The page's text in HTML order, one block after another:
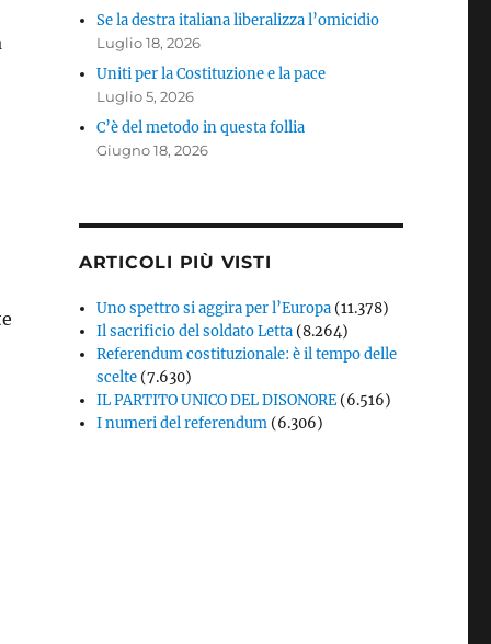
Se la destra italiana liberalizza l’omicidio
Luglio 18, 2026
Uniti per la Costituzione e la pace
Luglio 5, 2026
C’è del metodo in questa follia
Giugno 18, 2026
ARTICOLI PIÙ VISTI
Uno spettro si aggira per l’Europa (11.378)
Il sacrificio del soldato Letta (8.264)
Referendum costituzionale: è il tempo delle
scelte (7.630)
IL PARTITO UNICO DEL DISONORE (6.516)
I numeri del referendum (6.306)